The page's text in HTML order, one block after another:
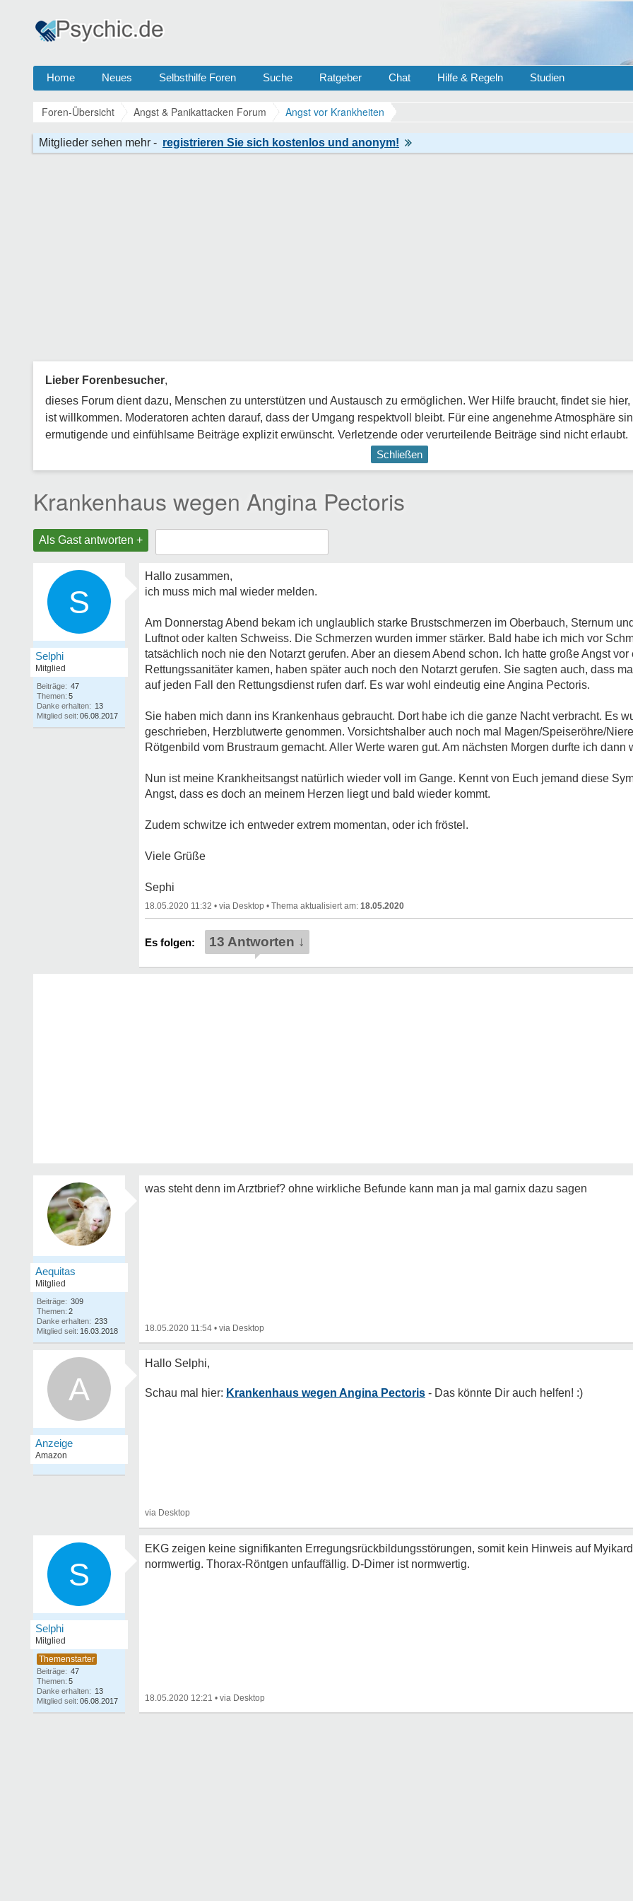
Home Neues Selbsthilfe Foren Suche Ratgeber Chat Hilfe & Regeln Studien
Foren-Übersicht Angst & Panikattacken Forum Angst vor Krankheiten
Lieber Forenbesucher,
dieses Forum dient dazu, Menschen zu unterstützen und Austausch zu ermöglichen. Wer Hilfe braucht, findet sie
ist willkommen. Moderatoren achten darauf, dass der Umgang respektvoll bleibt. Für eine angenehme Atmosphäre
ermutigende und einfühlsame Beiträge explizit erwünscht. Verletzende oder verurteilende Beiträge sind nicht erlaubt.
Schließen
Krankenhaus wegen Angina Pectoris
Als Gast antworten +
S
Selphi
Mitglied
Beiträge: 47
Themen: 5
Danke erhalten: 13
Mitglied seit: 06.08.2017
Hallo zusammen,
ich muss mich mal wieder melden.
Am Donnerstag Abend bekam ich unglaublich starke Brustschmerzen im Oberbauch, Sternum
Luftnot oder kalten Schweiss. Die Schmerzen wurden immer stärker. Bald habe ich mich vor
tatsächlich noch nie den Notarzt gerufen. Aber an diesem Abend schon. Ich hatte große Angst
Rettungssanitäter kamen, haben später auch noch den Notarzt gerufen. Sie sagten auch, dass
auf jeden Fall den Rettungsdienst rufen darf. Es war wohl eindeutig eine Angina Pectoris.
Sie haben mich dann ins Krankenhaus gebraucht. Dort habe ich die ganze Nacht verbracht. Es
geschrieben, Herzblutwerte genommen. Vorsichtshalber auch noch mal Magen/Speiseröhre/
Rötgenbild vom Brustraum gemacht. Aller Werte waren gut. Am nächsten Morgen durfte ich dann
Nun ist meine Krankheitsangst natürlich wieder voll im Gange. Kennt von Euch jemand diese
Angst, dass es doch an meinem Herzen liegt und bald wieder kommt.
Zudem schwitze ich entweder extrem momentan, oder ich fröstel.
Viele Grüße
Sephi
18.05.2020 11:32 • • 18.05.2020
13 Antworten ↓
Aequitas
Mitglied
Beiträge: 309
Themen: 2
Danke erhalten: 233
Mitglied seit: 16.03.2018
was steht denn im Arztbrief? ohne wirkliche Befunde kann man ja mal garnix dazu sagen
18.05.2020 11:54 •
A Krankenhaus wegen Angina Pectoris
S
Selphi
Mitglied
Beiträge: 47
Themen: 5
Danke erhalten: 13
Mitglied seit: 06.08.2017
EKG zeigen keine signifikanten Erregungsrückbildungsstörungen, somit kein Hinweis auf
normwertig. Thorax-Röntgen unfauffällig. D-Dimer ist normwertig.
18.05.2020 12:21 •